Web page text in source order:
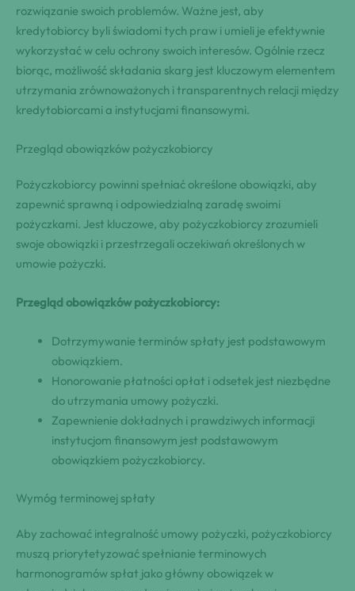
rozwiązanie swoich problemów. Ważne jest, aby
kredytobiorcy byli świadomi tych praw i umieli je efektywnie
wykorzystać w celu ochrony swoich interesów. Ogólnie rzecz
biorąc, możliwość składania skarg jest kluczowym elementem
utrzymania zrównoważonych i transparentnych relacji między
kredytobiorcami a instytucjami finansowymi.
Przegląd obowiązków pożyczkobiorcy
Pożyczkobiorcy powinni spełniać określone obowiązki, aby
zapewnić sprawną i odpowiedzialną zaradę swoimi
pożyczkami. Jest kluczowe, aby pożyczkobiorcy zrozumieli
swoje obowiązki i przestrzegali oczekiwań określonych w
umowie pożyczki.
Przegląd obowiązków pożyczkobiorcy:
Dotrzymywanie terminów spłaty jest podstawowym
obowiązkiem.
Honorowanie płatności opłat i odsetek jest niezbędne
do utrzymania umowy pożyczki.
Zapewnienie dokładnych i prawdziwych informacji
instytucjom finansowym jest podstawowym
obowiązkiem pożyczkobiorcy.
Wymóg terminowej spłaty
Aby zachować integralność umowy pożyczki, pożyczkobiorcy
muszą priorytetyzować spełnianie terminowych
harmonogramów spłat jako główny obowiązek w